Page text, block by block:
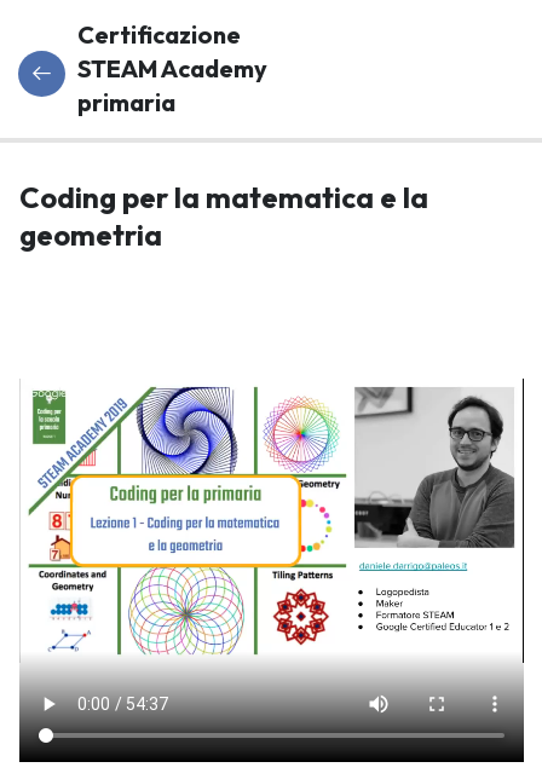
Per La
Primaria
matematica
e la
geometria
Coding e
tempo:
programmiamo
(e disegniamo)
un orologio
Certificazione
STEAM Academy
primaria
Coding per la matematica e la
geometria